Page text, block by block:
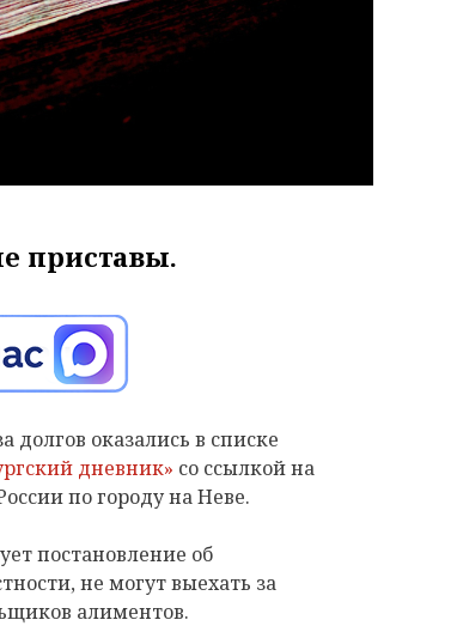
приставы.
долгов оказались в списке
дневник» со ссылкой на
по городу на Неве.
постановление об
не могут выехать за
алиментов.